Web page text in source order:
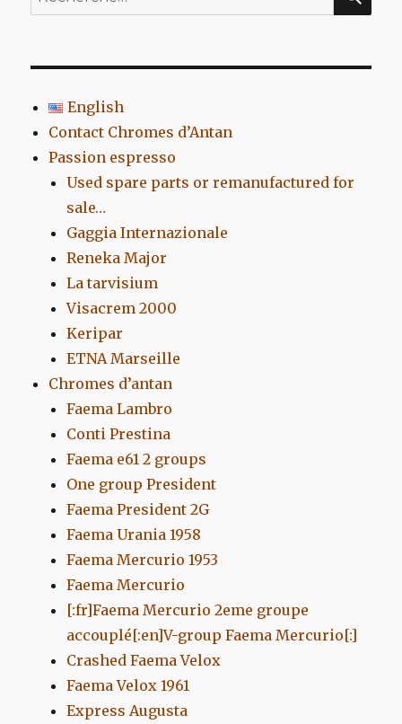
pour
English
Contact Chromes d’Antan
Passion espresso
Used spare parts or remanufactured for
sale…
Gaggia Internazionale
Reneka Major
La tarvisium
Visacrem 2000
Keripar
ETNA Marseille
Chromes d’antan
Faema Lambro
Conti Prestina
Faema e61 2 groups
One group President
Faema President 2G
Faema Urania 1958
Faema Mercurio 1953
Faema Mercurio
[:fr]Faema Mercurio 2eme groupe
accouplé[:en]V-group Faema Mercurio[:]
Crashed Faema Velox
Faema Velox 1961
Express Augusta